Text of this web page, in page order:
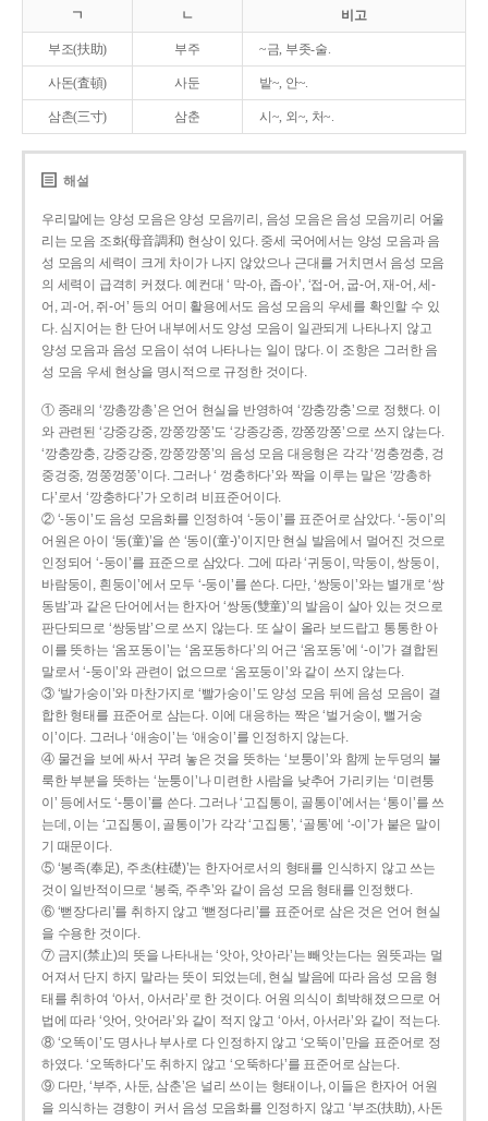
ㄱ ㄴ 비고
부조(扶助) 부주 ~금, 부좃-술.
사돈(査頓) 사둔 밭~, 안~.
삼촌(三寸) 삼춘 시~, 외~, 처~.
해설
우리말에는 양성 모음은 양성 모음끼리, 음성 모음은 음성 모음끼리 어울
리는 모음 조화(母音調和) 현상이 있다. 중세 국어에서는 양성 모음과 음
성 모음의 세력이 크게 차이가 나지 않았으나 근대를 거치면서 음성 모음
의 세력이 급격히 커졌다. 예컨대 ‘ 막-아, 좁-아’, ‘접-어, 굽-어, 재-어, 세-
어, 괴-어, 쥐-어’ 등의 어미 활용에서도 음성 모음의 우세를 확인할 수 있
다. 심지어는 한 단어 내부에서도 양성 모음이 일관되게 나타나지 않고
양성 모음과 음성 모음이 섞여 나타나는 일이 많다. 이 조항은 그러한 음
성 모음 우세 현상을 명시적으로 규정한 것이다.
① 종래의 ‘깡총깡총’은 언어 현실을 반영하여 ‘깡충깡충’으로 정했다. 이
와 관련된 ‘강중강중, 깡쭝깡쭝’도 ‘강종강종, 깡쫑깡쫑’으로 쓰지 않는다.
‘깡충깡충, 강중강중, 깡쭝깡쭝’의 음성 모음 대응형은 각각 ‘껑충껑충, 겅
중겅중, 껑쭝껑쭝’이다. 그러나 ‘ 껑충하다’와 짝을 이루는 말은 ‘깡총하
다’로서 ‘깡충하다’가 오히려 비표준어이다.
② ‘-동이’도 음성 모음화를 인정하여 ‘-둥이’를 표준어로 삼았다. ‘-둥이’의
어원은 아이 ‘동(童)’을 쓴 ‘동이(童-)’이지만 현실 발음에서 멀어진 것으로
인정되어 ‘-둥이’를 표준으로 삼았다. 그에 따라 ‘귀둥이, 막둥이, 쌍둥이,
바람둥이, 흰둥이’에서 모두 ‘-둥이’를 쓴다. 다만, ‘쌍둥이’와는 별개로 ‘쌍
동밤’과 같은 단어에서는 한자어 ‘쌍동(雙童)’의 발음이 살아 있는 것으로
판단되므로 ‘쌍둥밤’으로 쓰지 않는다. 또 살이 올라 보드랍고 통통한 아
이를 뜻하는 ‘옴포동이’는 ‘옴포동하다’의 어근 ‘옴포동’에 ‘-이’가 결합된
말로서 ‘-둥이’와 관련이 없으므로 ‘옴포둥이’와 같이 쓰지 않는다.
③ ‘발가숭이’와 마찬가지로 ‘빨가숭이’도 양성 모음 뒤에 음성 모음이 결
합한 형태를 표준어로 삼는다. 이에 대응하는 짝은 ‘벌거숭이, 뻘거숭
이’이다. 그러나 ‘애송이’는 ‘애숭이’를 인정하지 않는다.
④ 물건을 보에 싸서 꾸려 놓은 것을 뜻하는 ‘보퉁이’와 함께 눈두덩의 불
룩한 부분을 뜻하는 ‘눈퉁이’나 미련한 사람을 낮추어 가리키는 ‘미련퉁
이’ 등에서도 ‘-퉁이’를 쓴다. 그러나 ‘고집통이, 골통이’에서는 ‘통이’를 쓰
는데, 이는 ‘고집통이, 골통이’가 각각 ‘고집통’, ‘골통’에 ‘-이’가 붙은 말이
기 때문이다.
⑤ ‘봉족(奉足), 주초(柱礎)’는 한자어로서의 형태를 인식하지 않고 쓰는
것이 일반적이므로 ‘봉죽, 주추’와 같이 음성 모음 형태를 인정했다.
⑥ ‘뻗장다리’를 취하지 않고 ‘뻗정다리’를 표준어로 삼은 것은 언어 현실
을 수용한 것이다.
⑦ 금지(禁止)의 뜻을 나타내는 ‘앗아, 앗아라’는 빼앗는다는 원뜻과는 멀
어져서 단지 하지 말라는 뜻이 되었는데, 현실 발음에 따라 음성 모음 형
태를 취하여 ‘아서, 아서라’로 한 것이다. 어원 의식이 희박해졌으므로 어
법에 따라 ‘앗어, 앗어라’와 같이 적지 않고 ‘아서, 아서라’와 같이 적는다.
⑧ ‘오똑이’도 명사나 부사로 다 인정하지 않고 ‘오뚝이’만을 표준어로 정
하였다. ‘오똑하다’도 취하지 않고 ‘오뚝하다’를 표준어로 삼는다.
⑨ 다만, ‘부주, 사둔, 삼춘’은 널리 쓰이는 형태이나, 이들은 한자어 어원
을 의식하는 경향이 커서 음성 모음화를 인정하지 않고 ‘부조(扶助), 사돈